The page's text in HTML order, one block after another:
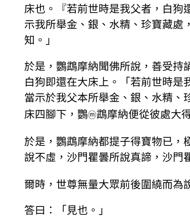
床也。『若前世時是我父者，白狗
示我所舉金、銀、水精、珍寶藏處
知。」
於是，鸚鵡摩納聞佛所說，善受持
白狗即還在大床上。「若前世時是
當示於我父本所舉金、銀、水精、
床四腳下，鸚ⓜ鵡摩納便從彼處大
於是，鸚鵡摩納都提子得寶物已，
說不虛，沙門瞿曇所說真諦，沙門
爾時，世尊無量大眾前後圍繞而為
答曰：「見也。」